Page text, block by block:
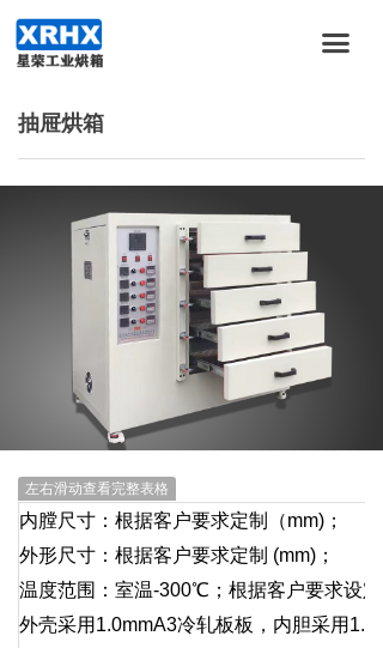
끀
首页
产品服务
新闻资讯
加入我们
抽屉烘箱
左右滑动查看完整表格
内膛尺寸：根据客户要求定制（mm)；
外形尺寸：根据客户要求定制 (mm)；
温度范围：室温-300℃；根据客户要求设定
外壳采用1.0mmA3冷轧板板，内胆采用